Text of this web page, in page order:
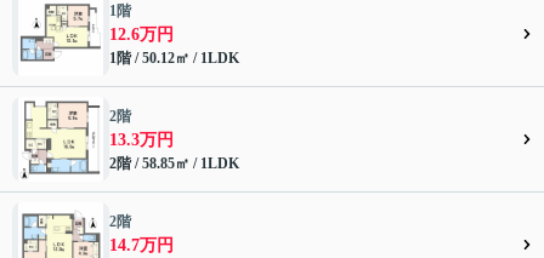
1階
12.6万円
1階 / 50.12㎡ / 1LDK
2階
13.3万円
2階 / 58.85㎡ / 1LDK
2階
14.7万円